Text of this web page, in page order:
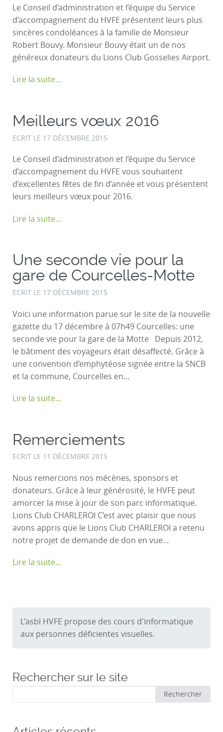
Le Conseil d’administration et l’équipe du Service
d’accompagnement du HVFE présentent leurs plus
sincères condoléances à la famille de Monsieur
Robert Bouvy. Monsieur Bouvy était un de nos
généreux donateurs du Lions Club Gosselies Airport.
Lire la suite...
Meilleurs vœux 2016
ECRIT LE 17 DÉCEMBRE 2015
Le Conseil d’administration et l’équipe du Service
d’accompagnement du HVFE vous souhaitent
d’excellentes fêtes de fin d’année et vous présentent
leurs meilleurs vœux pour 2016.
Lire la suite...
Une seconde vie pour la
gare de Courcelles-Motte
ECRIT LE 17 DÉCEMBRE 2015
Voici une information parue sur le site de la nouvelle
gazette du 17 décembre à 07h49 Courcelles: une
seconde vie pour la gare de la Motte Depuis 2012,
le bâtiment des voyageurs était désaffecté. Grâce à
une convention d’emphytéose signée entre la SNCB
et la commune, Courcelles en...
Lire la suite...
Remerciements
ECRIT LE 11 DÉCEMBRE 2015
Nous remercions nos mécènes, sponsors et
donateurs. Grâce à leur générosité, le HVFE peut
amorcer la mise à jour de son parc informatique.
Lions Club CHARLEROI C’est avec plaisir que nous
avons appris que le Lions Club CHARLEROI a retenu
notre projet de demande de don en vue...
Lire la suite...
L'asbl HVFE propose des cours d'informatique
aux personnes déficientes visuelles.
Rechercher sur le site
:
Rechercher